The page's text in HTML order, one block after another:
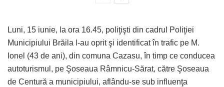
Luni, 15 iunie, la ora 16.45, poliţişti din cadrul Poliţiei
Municipiului Brăila l-au oprit şi identificat în trafic pe M.
Ionel (43 de ani), din comuna Cazasu, în timp ce conducea
autoturismul, pe Şoseaua Râmnicu-Sărat, către Şoseaua
de Centură a municipiului, aflându-se sub influenţa